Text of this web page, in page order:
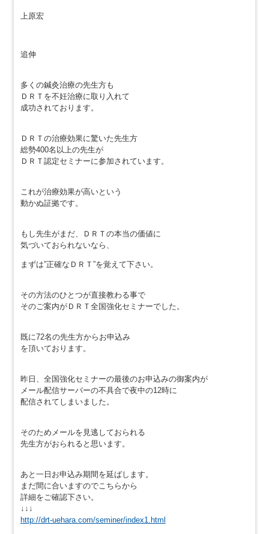
上原宏
追伸
多くの鍼灸治療の先生方も
ＤＲＴを不妊治療に取り入れて
成功されております。
ＤＲＴの治療効果に驚いた先生方
総勢400名以上の先生が
ＤＲＴ認定セミナーに参加されています。
これが治療効果が高いという
動かぬ証拠です。
もし先生がまだ、ＤＲＴの本当の価値に
気づいておられないなら、
まずは”正確なＤＲＴ”を覚えて下さい。
その方法のひとつが直接教わる事で
そのご案内がＤＲＴ全国強化セミナーでした。
既に72名の先生方からお申込み
を頂いております。
昨日、全国強化セミナーの最後のお申込みの御案内が
メール配信サーバーの不具合で夜中の12時に
配信されてしまいました。
そのためメールを見逃しておられる
先生方がおられると思います。
あと一日お申込み期間を延ばします。
まだ間に合いますのでこちらから
詳細をご確認下さい。
↓↓↓
http://drt-uehara.com/seminer/index1.html